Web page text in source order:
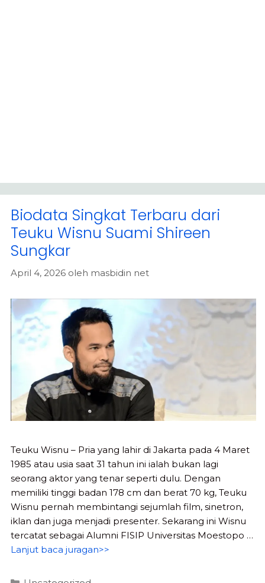
Biodata Singkat Terbaru dari
Teuku Wisnu Suami Shireen
Sungkar
April 4, 2026 oleh masbidin net
Teuku Wisnu – Pria yang lahir di Jakarta pada 4 Maret
1985 atau usia saat 31 tahun ini ialah bukan lagi
seorang aktor yang tenar seperti dulu. Dengan
memiliki tinggi badan 178 cm dan berat 70 kg, Teuku
Wisnu pernah membintangi sejumlah film, sinetron,
iklan dan juga menjadi presenter. Sekarang ini Wisnu
tercatat sebagai Alumni FISIP Universitas Moestopo …
Lanjut baca juragan>>
Kategori